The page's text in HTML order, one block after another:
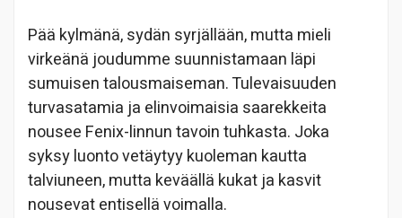
Pää kylmänä, sydän syrjällään, mutta mieli
virkeänä joudumme suunnistamaan läpi
sumuisen talousmaiseman. Tulevaisuuden
turvasatamia ja elinvoimaisia saarekkeita
nousee Fenix-linnun tavoin tuhkasta. Joka
syksy luonto vetäytyy kuoleman kautta
talviuneen, mutta keväällä kukat ja kasvit
nousevat entisellä voimalla.